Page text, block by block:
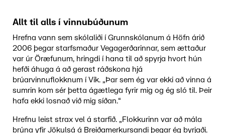
Allt til alls í vinnubúðunum
Hrefna vann sem skólaliði í Grunnskólanum á Höfn árið
2006 þegar starfsmaður Vegagerðarinnar, sem ættaður
var úr Öræfunum, hringdi í hana til að spyrja hvort hún
hefði áhuga á að gerast ráðskona hjá
brúarvinnuflokknum í Vík. „Þar sem ég var ekki að vinna á
sumrin kom sér þetta ágætlega fyrir mig og ég sló til. Þeir
hafa ekki losnað við mig síðan.“
Hrefnu leist strax vel á starfið. „Flokkurinn var að mála
brúna yfir Jökulsá á Breiðamerkursandi þegar ég byrjaði.